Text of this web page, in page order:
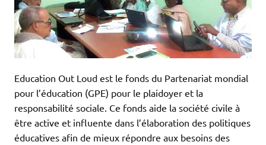
Education Out Loud est le fonds du Partenariat mondial
pour l’éducation (GPE) pour le plaidoyer et la
responsabilité sociale. Ce fonds aide la société civile à
être active et influente dans l’élaboration des politiques
éducatives afin de mieux répondre aux besoins des